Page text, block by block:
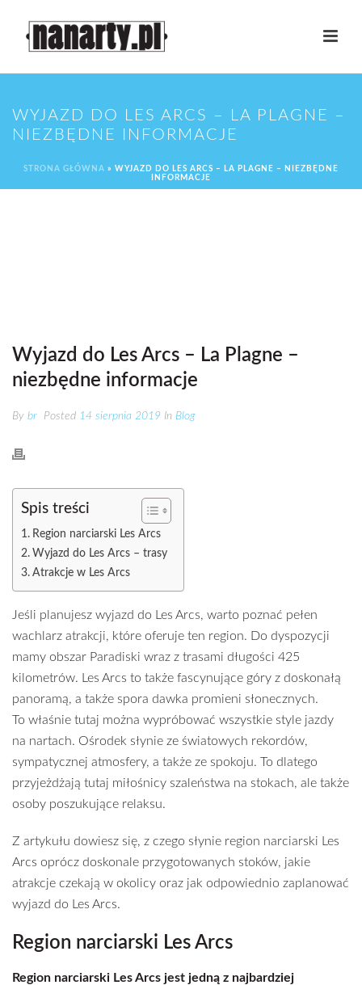
WYJAZD DO LES ARCS – LA PLAGNE –
NIEZBĘDNE INFORMACJE
STRONA GŁÓWNA » WYJAZD DO LES ARCS – LA PLAGNE – NIEZBĘDNE
INFORMACJE
Wyjazd do Les Arcs – La Plagne –
niezbędne informacje
By br Posted 14 sierpnia 2019 In Blog
Spis treści
Region narciarski Les Arcs
Wyjazd do Les Arcs – trasy
Atrakcje w Les Arcs
Jeśli planujesz wyjazd do Les Arcs, warto poznać pełen
wachlarz atrakcji, które oferuje ten region. Do dyspozycji
mamy obszar Paradiski wraz z trasami długości 425
kilometrów. Les Arcs to także fascynujące góry z doskonałą
panoramą, a także spora dawka promieni słonecznych.
To właśnie tutaj można wypróbować wszystkie style jazdy
na nartach. Ośrodek słynie ze światowych rekordów,
sympatycznej atmosfery, a także ze spokoju. To dlatego
przyjeżdżają tutaj miłośnicy szaleństwa na stokach, ale także
osoby poszukujące relaksu.
Z artykułu dowiesz się, z czego słynie region narciarski Les
Arcs oprócz doskonale przygotowanych stoków, jakie
atrakcje czekają w okolicy oraz jak odpowiednio zaplanować
wyjazd do Les Arcs.
Region narciarski Les Arcs
Region narciarski Les Arcs jest jedną z najbardziej